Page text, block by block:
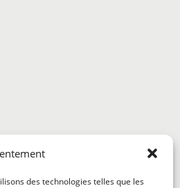
des technologies telles que les